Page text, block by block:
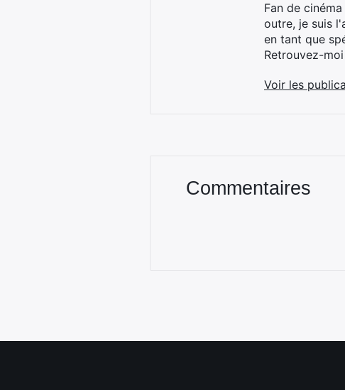
Fan de
outre, je suis
en tant que
Retrouvez-
Voir les
Commentaires